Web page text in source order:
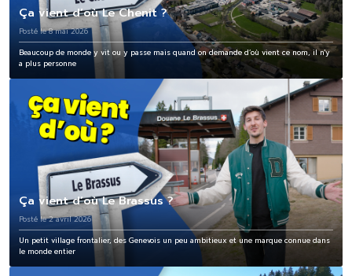
Ça vient d’où Le Chenit ?
Posté le 8 mai 2026
Beaucoup de monde y vit ou y passe mais quand on demande d’où vient ce nom, il n'y
a plus personne
Ça vient d’où Le Brassus ?
Posté le 2 avril 2026
Un petit village frontalier, des Genevois un peu ambitieux et une marque connue dans
le monde entier